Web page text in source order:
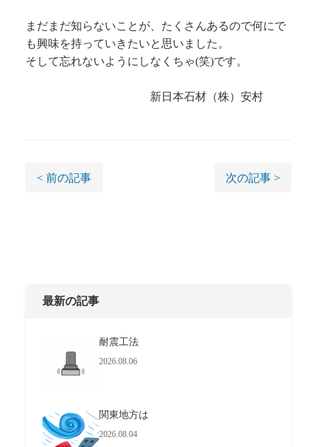
まだまだ知らないことが、たくさんあるので何にで
も興味を持っていきたいと思いました。
そして忘れないようにしなくちゃ(笑)です。
新日本石材（株）安村
< 前の記事 次の記事 >
最新の記事
耐震工法
2026.08.06
関東地方は
2026.08.04